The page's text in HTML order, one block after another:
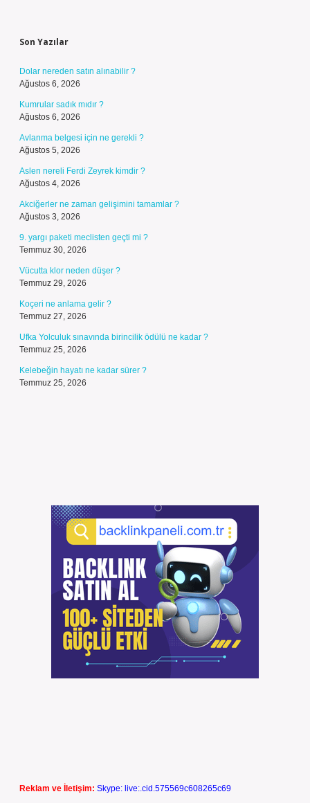
Son Yazılar
Dolar nereden satın alınabilir ?
Ağustos 6, 2026
Kumrular sadık mıdır ?
Ağustos 6, 2026
Avlanma belgesi için ne gerekli ?
Ağustos 5, 2026
Aslen nereli Ferdi Zeyrek kimdir ?
Ağustos 4, 2026
Akciğerler ne zaman gelişimini tamamlar ?
Ağustos 3, 2026
9. yargı paketi meclisten geçti mi ?
Temmuz 30, 2026
Vücutta klor neden düşer ?
Temmuz 29, 2026
Koçeri ne anlama gelir ?
Temmuz 27, 2026
Ufka Yolculuk sınavında birincilik ödülü ne kadar ?
Temmuz 25, 2026
Kelebeğin hayatı ne kadar sürer ?
Temmuz 25, 2026
Reklam ve İletişim: Skype: live:.cid.575569c608265c69